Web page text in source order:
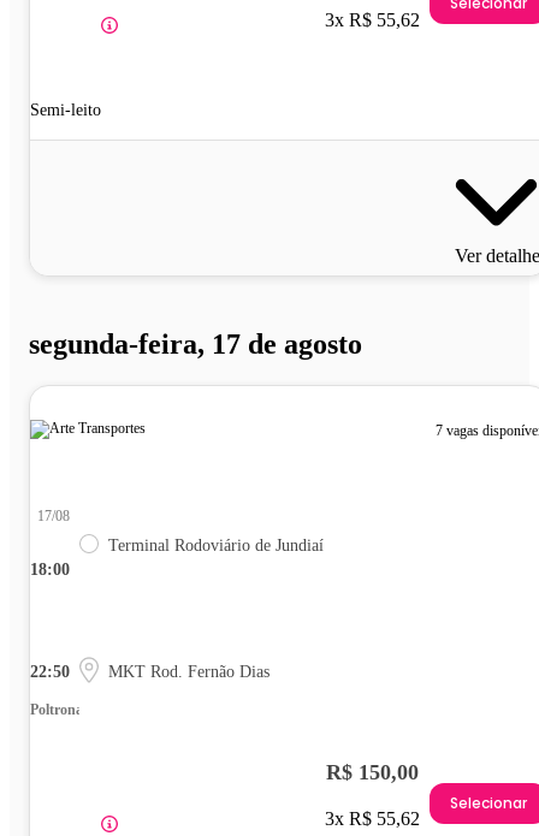
Semi-leito
3x R$ 55,62
Ver
segunda-feira, 17 de agosto
7 vagas
18:00
17/08
Terminal Rodoviário de Jundiaí
22:50 MKT Rod. Fernão Dias
Poltrona
R$ 150,00
3x R$ 55,62
Selecionar